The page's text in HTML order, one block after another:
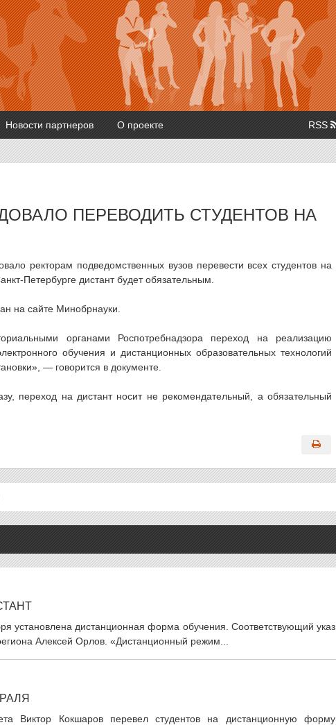
Новости партнеров О проекте RSS
ПЕРЕВОДИТЬ СТУДЕНТОВ НА
ректорам подведомственных вузов перевести всех студентов на
Петербурге дистант будет обязательным.
на сайте Минобрнауки.
органами Роспотребнадзора переход на реализацию
обучения и дистанционных образовательных технологий
— говорится в документе.
переход на дистант носит не рекомендательный, а обязательный
установлена дистанционная форма обучения. Соответствующий указ
Алексей Орлов. «Дистанционный режим...
Виктор Кокшаров перевел студентов на дистанционную форму